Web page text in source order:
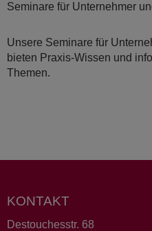
Seminare für Unternehmer
Unsere Seminare für
bieten Praxis-Wissen und
Themen.
KONTAKT
Destouchesstr. 68